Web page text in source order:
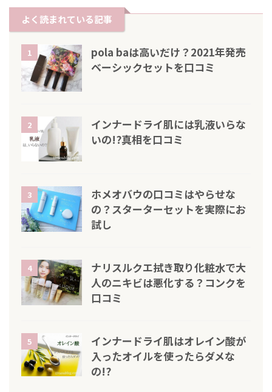
よく読まれている記事
1
pola baは高いだけ？2021年発売
ベーシックセットを口コミ
2
インナードライ肌には乳液いらな
いの!?真相を口コミ
3
ホメオバウの口コミはやらせな
の？スターターセットを実際にお
試し
4
ナリスルクエ拭き取り化粧水で大
人のニキビは悪化する？コンクを
口コミ
5
インナードライ肌はオレイン酸が
入ったオイルを使ったらダメな
の!?